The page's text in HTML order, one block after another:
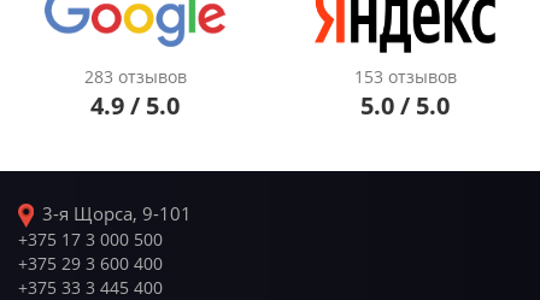
283 отзывов
4.9 / 5.0
153 отзывов
5.0 / 5.0
3-я Щорса, 9-101
+375 17 3 000 500
+375 29 3 600 400
+375 33 3 445 400